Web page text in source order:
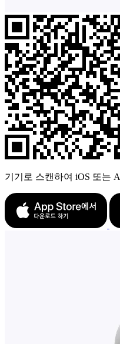
기기로 스캔하여 iOS 또는